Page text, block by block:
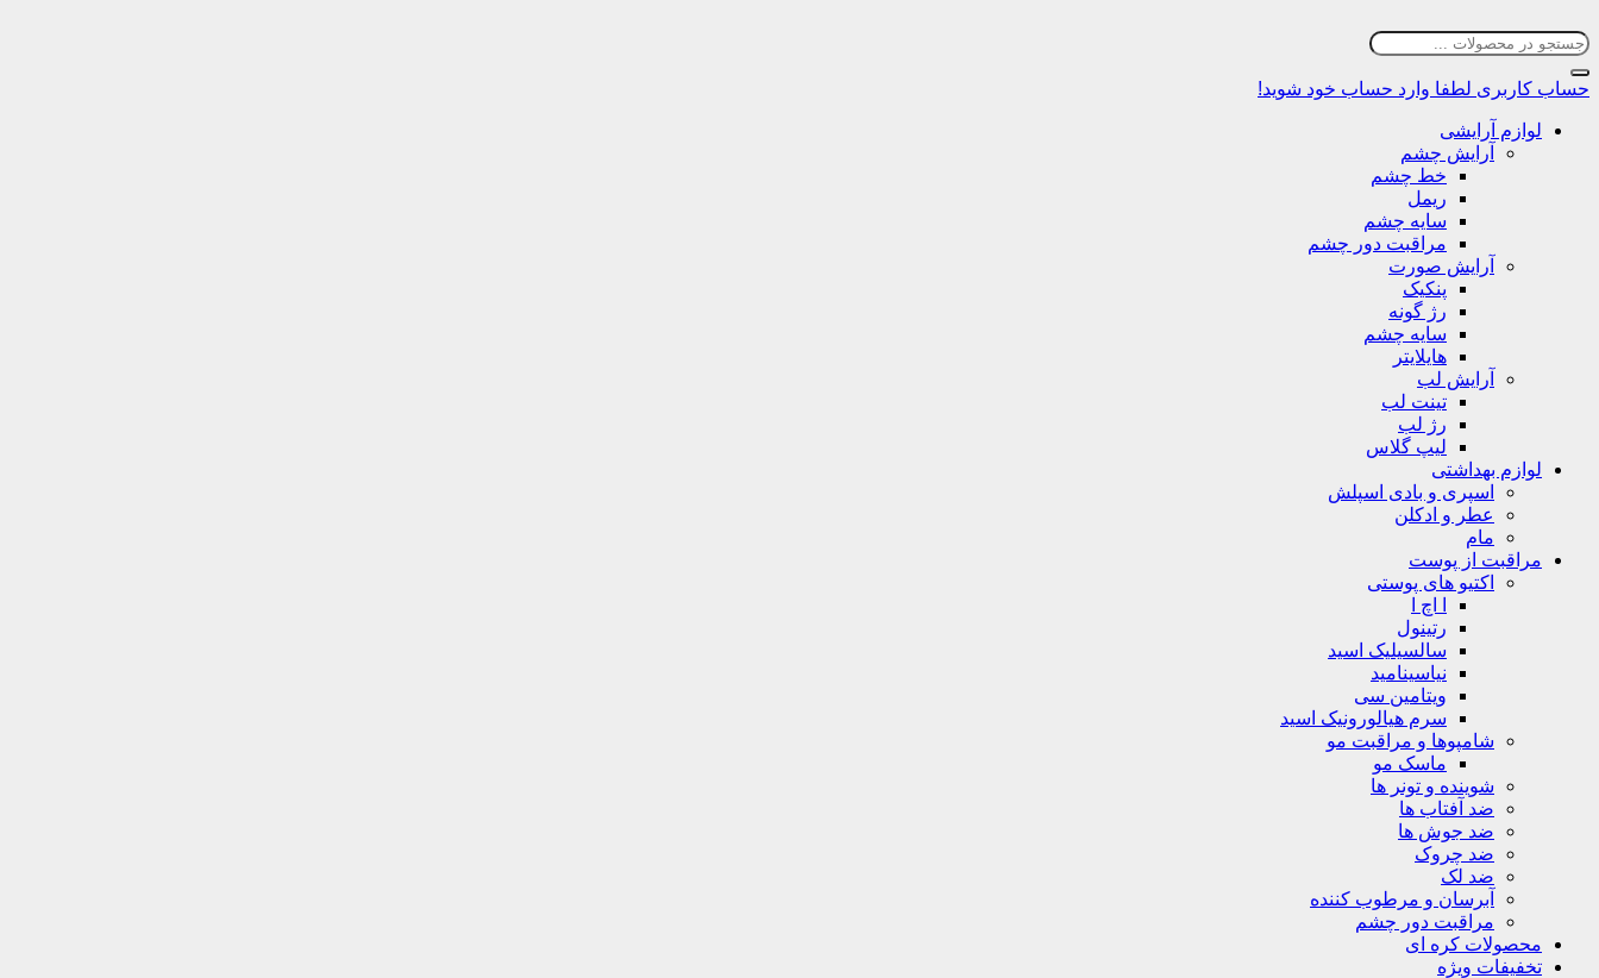
حساب کاربری لطفا وارد حساب خود شوید!
لوازم آرایشی
آرایش چشم
خط چشم
ریمل
سایه چشم
مراقبت دور چشم
آرایش صورت
پنکیک
رژ گونه
سایه چشم
هایلایتر
آرایش لب
تینت لب
رژ لب
لیپ گلاس
لوازم بهداشتی
اسپری و بادی اسپلش
عطر و ادکلن
مام
مراقبت از پوست
اکتیو های پوستی
ا اچ ا
رتینول
سالسیلیک اسید
نیاسینامید
ویتامین سی
سرم هیالورونیک اسید
شامپوها و مراقبت مو
ماسک مو
شوینده و تونر ها
ضد آفتاب ها
ضد جوش ها
ضد چروک
ضد لک
آبرسان و مرطوب کننده
مراقبت دور چشم
محصولات کره ای
تخفیفات ویژه